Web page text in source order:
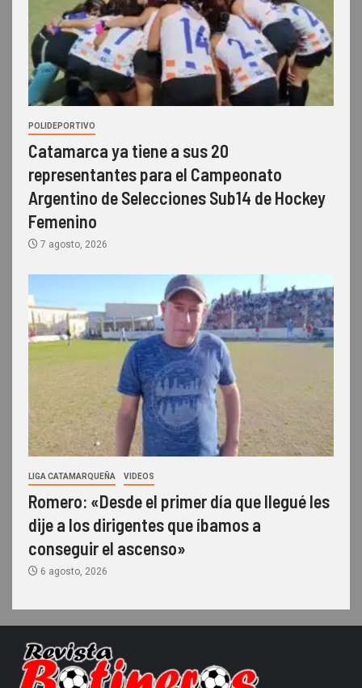
POLIDEPORTIVO
Catamarca ya tiene a sus 20
representantes para el Campeonato
Argentino de Selecciones Sub14 de Hockey
Femenino
7 agosto, 2026
LIGA CATAMARQUEÑA VIDEOS
Romero: «Desde el primer día que llegué les
dije a los dirigentes que íbamos a
conseguir el ascenso»
6 agosto, 2026